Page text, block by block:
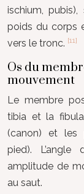
ischium,
poids du corps
vers le tronc. [11]
Os du
mouvement
Le membre
tibia et la
(canon) et les
pied). L’angle
amplitude de
au saut.